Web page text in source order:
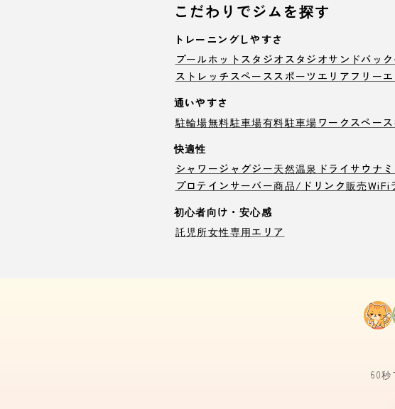
こだわりでジムを探す
トレーニングしやすさ
プールホットスタジオ スタジオサンドバック
ストレッチスペーススポーツエリア フリー
通いやすさ
駐輪場無料駐車場有料駐車場 ワークスペース
快適性
シャワージャグジー天然温泉 ドライサウナ
プロテインサーバー商品/ドリンク販売WiFi
初心者向け・安心感
託児所女性専用エリア
60秒